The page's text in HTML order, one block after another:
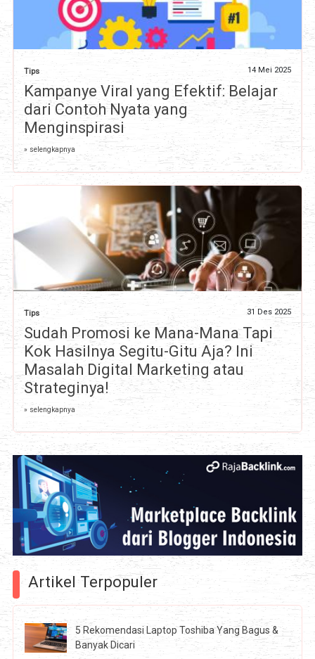
Tips 14 Mei 2025
Kampanye Viral yang Efektif: Belajar
dari Contoh Nyata yang
Menginspirasi
» selengkapnya
Tips 31 Des 2025
Sudah Promosi ke Mana-Mana Tapi
Kok Hasilnya Segitu-Gitu Aja? Ini
Masalah Digital Marketing atau
Strateginya!
» selengkapnya
Artikel Terpopuler
5 Rekomendasi Laptop Toshiba Yang Bagus &
Banyak Dicari